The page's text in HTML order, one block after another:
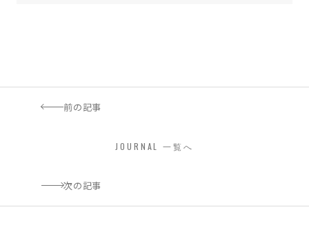
前の記事
JOURNAL 一覧へ
次の記事